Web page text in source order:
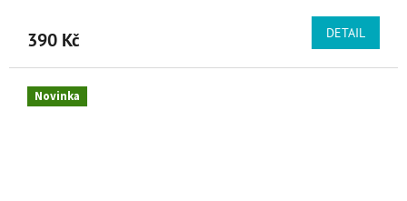
390 Kč DETAIL
Novinka